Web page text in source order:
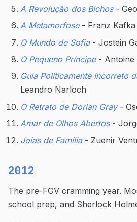
A Revolução dos Bichos-
A Metamorfose- Franz Kafka
O Mundo de Sofia- Jostein
O Pequeno Príncipe- Antoine
Guia Politicamente Incorreto
Leandro Narloch
O Retrato de Dorian Gray-
Amar de Olhos Abertos-
Joias de Família- Zuenir
2012
The pre-FGV cramming year.
school prep, and Sherlock